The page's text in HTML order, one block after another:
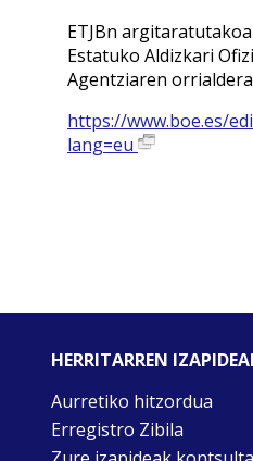
ETJBn
Estatuko Aldizkari
Agentziaren
https://www.boe.es/
lang=eu
HERRITARREN
Aurretiko hitzordua
Erregistro Zibila